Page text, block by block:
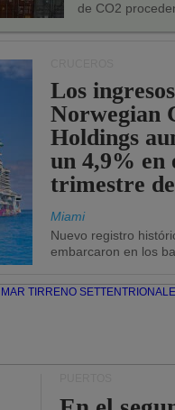
de CO2
Los
Norwegian
Holdings
un 4,9% en
trimestre
Miami
Nuevo registro
embarcaron en los